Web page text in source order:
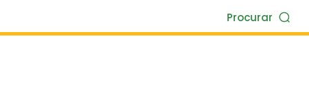
Procurar